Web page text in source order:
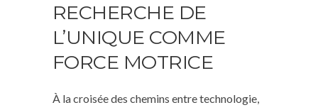
RECHERCHE DE
L’UNIQUE COMME
FORCE MOTRICE
À la croisée des chemins entre technologie,